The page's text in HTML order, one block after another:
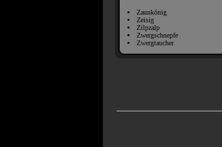
Zaunkönig
Zeisig
Zilpzalp
Zwergschnepfe
Zwergtaucher